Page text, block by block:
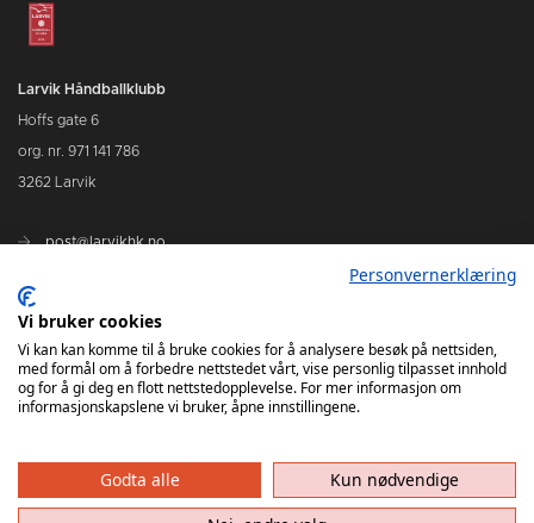
Larvik Håndballklubb
Hoffs gate 6
org. nr. 971 141 786
3262 Larvik
post@larvikhk.no
Personvernerklæring
Vi bruker cookies
Vi kan kan komme til å bruke cookies for å analysere besøk på nettsiden,
med formål om å forbedre nettstedet vårt, vise personlig tilpasset innhold
og for å gi deg en flott nettstedopplevelse. For mer informasjon om
informasjonskapslene vi bruker, åpne innstillingene.
Godta alle
Kun nødvendige